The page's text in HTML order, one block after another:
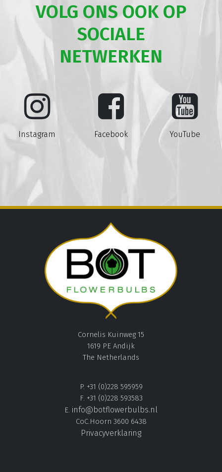
VOLG ONS OOK OP
SOCIALE
NETWERKEN
Instagram Facebook YouTube
Cornelis Kuinweg 15
1619 PE Andijk
The Netherlands
P. +31 (0)228 595959
F. +31 (0)228 593583
E. info@botflowerbulbs.nl
CoC.Hoorn 3600 6438
Privacyverklaring